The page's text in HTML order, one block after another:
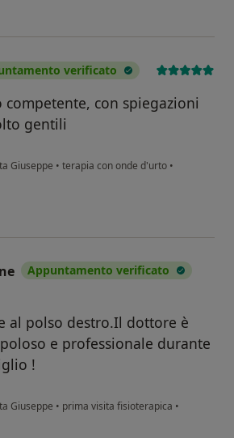
verificato
competente, con spiegazioni
gentili
Giuseppe • terapia con onde d'urto •
Elena C.
Appuntamento verificato
al polso destro.Il dottore è
e professionale durante
!
Giuseppe • prima visita fisioterapica •
Adriana Simone